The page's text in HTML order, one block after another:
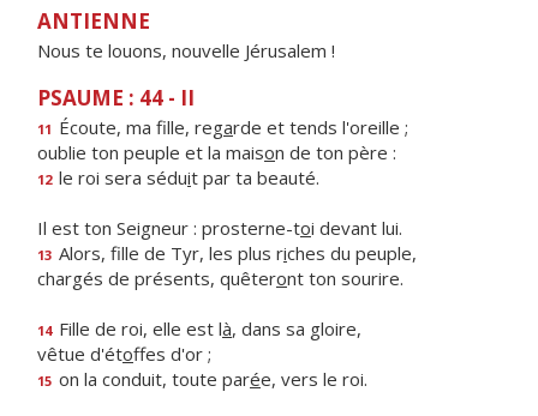
ANTIENNE
Nous te louons, nouvelle Jérusalem !
PSAUME : 44 - II
11 Écoute, ma fille, regarde et tends l'oreille ;
oublie ton peuple et la maison de ton père :
12 le roi sera séduit par ta beauté.
Il est ton Seigneur : prosterne-toi devant lui.
13 Alors, fille de Tyr, les plus riches du peuple,
chargés de présents, quêteront ton sourire.
14 Fille de roi, elle est là, dans sa gloire,
vêtue d'étoffes d'or ;
15 on la conduit, toute parée, vers le roi.